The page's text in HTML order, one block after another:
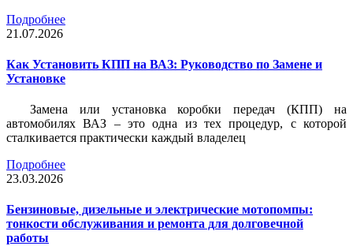
Подробнее
21.07.2026
Как Установить КПП на ВАЗ: Руководство по Замене и
Установке
Замена или установка коробки передач (КПП) на
автомобилях ВАЗ – это одна из тех процедур, с которой
сталкивается практически каждый владелец
Подробнее
23.03.2026
Бензиновые, дизельные и электрические мотопомпы:
тонкости обслуживания и ремонта для долговечной
работы